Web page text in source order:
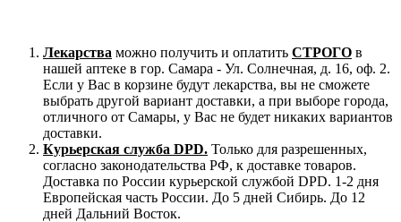
Лекарства можно получить и оплатить СТРОГО в
нашей аптеке в гор. Самара - Ул. Солнечная, д. 16, оф. 2.
Если у Вас в корзине будут лекарства, вы не сможете
выбрать другой вариант доставки, а при выборе города,
отличного от Самары, у Вас не будет никаких вариантов
доставки.
Курьерская служба DPD. Только для разрешенных,
согласно законодательства РФ, к доставке товаров.
Доставка по России курьерской службой DPD. 1-2 дня
Европейская часть России. До 5 дней Сибирь. До 12
дней Дальний Восток.